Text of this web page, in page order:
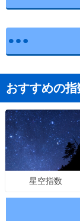
おすすめの指
星空指数